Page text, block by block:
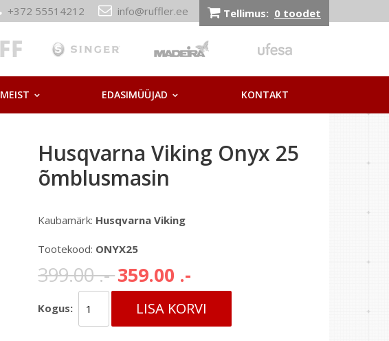
+372 55514212 info@ruffler.ee Tellimus: 0 toodet
MEIST EDASIMÜÜJAD KONTAKT
Husqvarna Viking Onyx 25
õmblusmasin
Kaubamärk: Husqvarna Viking
Tootekood: ONYX25
399.00 .-359.00 .-
Kogus: LISA KORVI